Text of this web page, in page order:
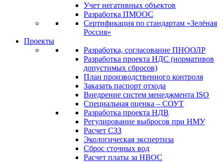
Учет негативных объектов
Разработка ПМООС
Сертификация по стандартам «Зелёная
Россия»
Проекты
Разработка, согласование ПНООЛР
Разработка проекта НДС (нормативов
допустимых сбросов)
План производственного контроля
Заказать паспорт отхода
Внедрение систем менеджмента ISO
Специальная оценка – СОУТ
Разработка проекта НДВ
Регулирование выбросов при НМУ
Расчет СЗЗ
Экологическая экспертиза
Сброс сточных вод
Расчет платы за НВОС